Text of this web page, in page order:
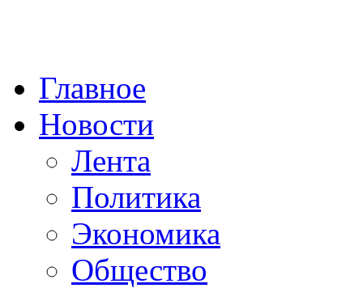
Главное
Новости
Лента
Политика
Экономика
Общество